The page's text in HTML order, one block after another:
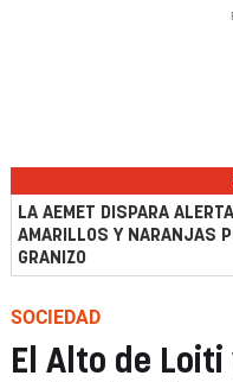
LA AEMET DISPARA
AMARILLOS Y NARANJAS
GRANIZO
SOCIEDAD
El Alto de